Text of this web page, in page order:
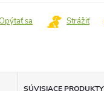
sa Strážiť
SÚVISIACE PRODUKTY